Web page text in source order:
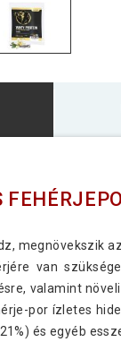
megnövekszik
van
valamint
por ízletes
és egyéb